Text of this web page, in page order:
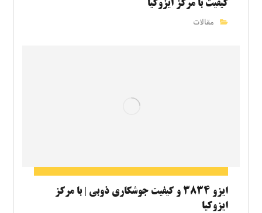
کیفیت با مرکز ایزوکیا
مقالات
ایزو ۳۸۳۴ و کیفیت جوشکاری ذوبی | با مرکز
ایزوکیا